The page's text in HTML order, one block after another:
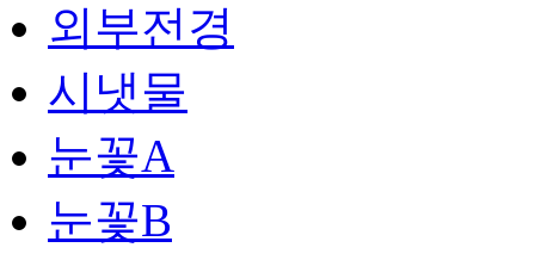
외부전경
시냇물
눈꽃A
눈꽃B